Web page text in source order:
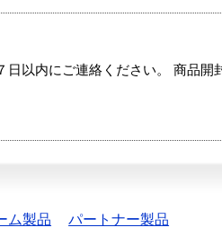
以内にご連絡ください。 商品開
ム製品 パートナー製品